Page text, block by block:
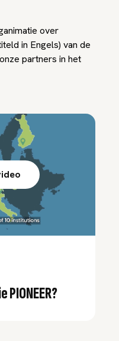
over
in Engels) van de
partners in het